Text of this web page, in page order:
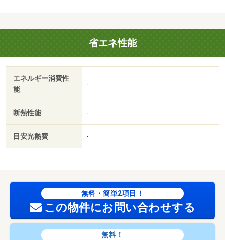
省エネ性能
エネルギー消費性
能
-
断熱性能 -
目安光熱費 -
無料・簡単2項目！
この物件にお問い合わせする
無料！